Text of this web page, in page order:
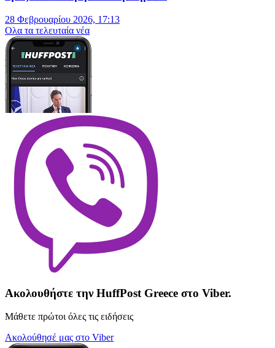
28 Φεβρουαρίου 2026, 17:13
Oλα τα τελευταία νέα
Ακολουθήστε την HuffPost Greece στο Viber.
Μάθετε πρώτοι όλες τις ειδήσεις
Ακολούθησέ μας στο Viber